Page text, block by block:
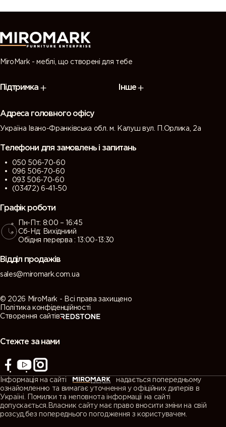
MiroMark - меблі, що створені для тебе
Підтримка Інше
Адреса головного офісу
Україна Івано-Франківська обл. м. Калуш вул. П.Орлика, 2а
Телефони для замовлень і запитань
050 506-70-60
096 506-70-60
093 506-70-60
(03472) 6-41-50
Графік роботи
Пн-Пт: 8:00 – 16:45
Сб-Нд: Вихідниий
Обідня перерва : 13:00-13:30
Відділ продажів
sales@miromark.com.ua
© 2026 MiroMark - Всі права захищено
Політика конфіденційності
Створення сайтів
Стежте за нами
Інформація на сайті
надається попередньому
ознайомленню та вимагає уточнення у офіційних дилерів в
Україні. Помилки та неповнота інформації на сайті
допускається.Власник сайту має право вносити зміни на свій
розсуд,без попереднього погодження з користувачем.